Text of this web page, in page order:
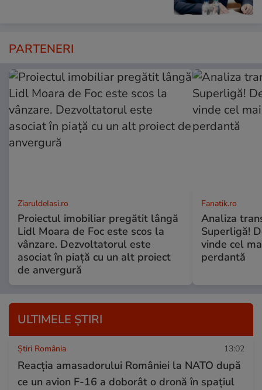
PARTENERI
ZiaruldeIasi.ro
Proiectul imobiliar pregătit lângă
Lidl Moara de Foc este scos la
vânzare. Dezvoltatorul este
asociat în piață cu un alt proiect
de anvergură
Fanatik.ro
Analiza
Superligă!
vinde cel
perdantă
ULTIMELE ȘTIRI
Știri România 13:02
Reacția amasadorului României la NATO după
ce un avion F-16 a doborât o dronă în spațiul